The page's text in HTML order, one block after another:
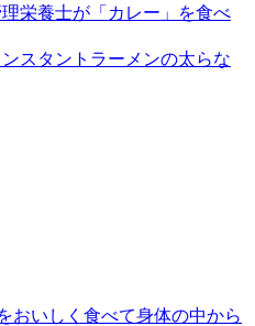
栄養士が「カレー」を食べ
スタントラーメンの太らな
おいしく食べて身体の中から